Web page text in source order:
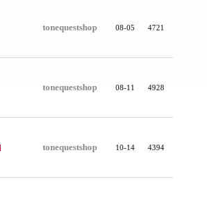
tonequestshop 08-05 4721
tonequestshop 08-11 4928
tonequestshop 10-14 4394